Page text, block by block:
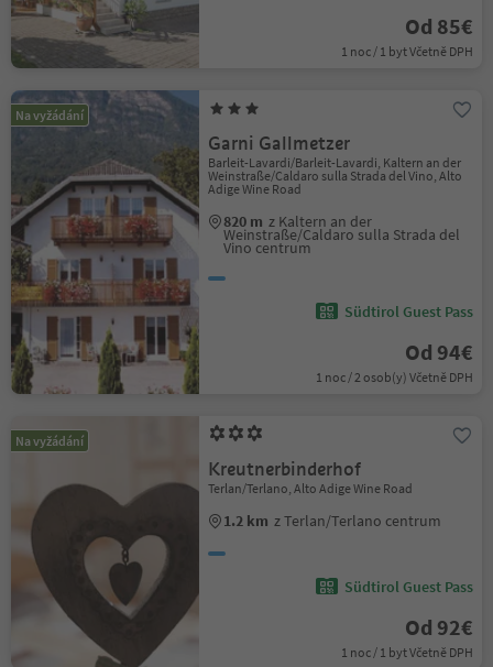
Od 85€
1 noc / 1 byt Včetně DPH
Na vyžádání
Garni Gallmetzer
Barleit-Lavardi/Barleit-Lavardi, Kaltern an der
Weinstraße/Caldaro sulla Strada del Vino, Alto
Adige Wine Road
820 m z Kaltern an der
Weinstraße/Caldaro sulla Strada del
Vino centrum
Südtirol Guest Pass
Od 94€
1 noc / 2 osob(y) Včetně DPH
Na vyžádání
Kreutnerbinderhof
Terlan/Terlano, Alto Adige Wine Road
1.2 km z Terlan/Terlano centrum
Südtirol Guest Pass
Od 92€
1 noc / 1 byt Včetně DPH